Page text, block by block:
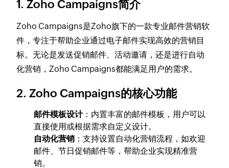
1. Zoho Campaigns简介
Zoho Campaigns是Zoho旗下的一款专业邮件营销软
件，专注于帮助企业通过电子邮件实现高效的营销目
标。无论是发送促销邮件、活动邀请，还是进行自动
化营销，Zoho Campaigns都能满足用户的需求。
2. Zoho Campaigns的核心功能
邮件模板设计：内置丰富的邮件模板，用户可以
直接使用或根据需求自定义设计。
自动化营销 ：支持设置自动化营销流程，如欢迎
邮件、节日促销邮件等，帮助企业实现精准营
销。